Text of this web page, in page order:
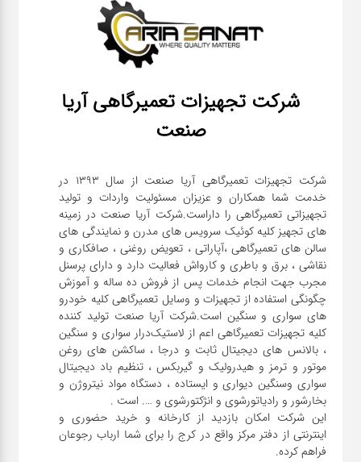
شرکت تجهیزات تعمیرگاهی آریا
صنعت
شرکت تجهیزات تعمیرگاهی آریا صنعت از سال ۱۳۹۳ در
خدمت شما همکاران و عزیزان مسئولیت واردات و تولید
تجهیزاتی تعمیرگاهی را داراست.شرکت آریا صنعت در زمینه
های تجهیز کلیه کوئیک سرویس های مدرن و نمایندگی های
سالن های تعمیرگاهی ،آپاراتی ، تعویض روغنی ، صافکاری و
نقاشی ، برق و باطری و کارواش فعالیت دارد و دارای پرسنل
مجرب جهت انجام خدمات پس از فروش ده ساله و آموزش
چگونگی استفاده از تجهیزات و وسایل تعمیرگاهی کلیه خودرو
های سواری و سنگین است.شرکت آریا صنعت تولید کننده
کلیه تجهیزات تعمیرگاهی اعم از لاستیک‌درار سواری و ‌سنگین
، بالانس های دیجیتال ثابت و درجا ، ساکشن های روغن
موتور و ترمز و هیدرولیک و گیربکس ، تنظیم باد دیجیتال
سواری و‌سنگین دیواری و ایستاده ، دستگاه مواد نیتروژن و
این شرکت امکان بازدید از کارخانه و خرید حضوری و
اینترنتی از دفتر مرکز واقع در کرج را برای شما ارباب رجوعان
فراهم کرده.